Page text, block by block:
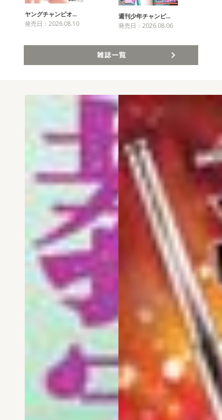
ヤングチャンピオ…
発売日：2026.08.10
週刊少年チャンピ…
発売日：2026.08.06